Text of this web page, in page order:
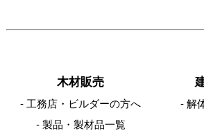
木材販売
工務店・ビルダーの方へ
製品・製材品一覧
解